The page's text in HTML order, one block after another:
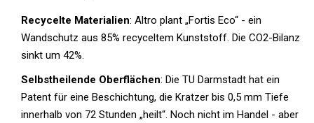
Recycelte Materialien: Altro plant „Fortis Eco“ - ein
Wandschutz aus 85% recyceltem Kunststoff. Die CO2-Bilanz
sinkt um 42%.
Selbstheilende Oberflächen: Die TU Darmstadt hat ein
Patent für eine Beschichtung, die Kratzer bis 0,5 mm Tiefe
innerhalb von 72 Stunden „heilt“. Noch nicht im Handel - aber